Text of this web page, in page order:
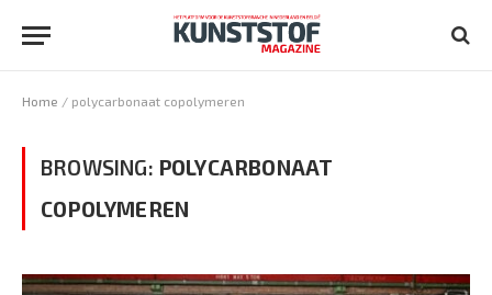
Home / polycarbonaat copolymeren
BROWSING: POLYCARBONAAT
COPOLYMEREN